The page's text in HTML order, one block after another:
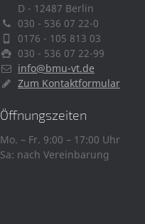
D - 12487 Berlin
030 - 536 07 22-0
0176 - 105 813 03
030 - 536 07 22-99
info@bmu-vt.de
Zum Kontaktformular
Öffnungszeiten
Mo. – Fr. 9:00 – 17:00 Uhr
Sa: nach Vereinbarung